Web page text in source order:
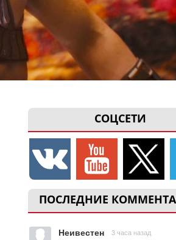
СОЦСЕТИ
ПОСЛЕДНИЕ
Неивестен 3 часа назад